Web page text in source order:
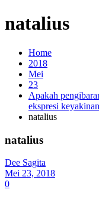
natalius
Home
2018
Mei
23
Apakah
ekspresi
natalius
natalius
Dee Sagita
Mei 23, 2018
0